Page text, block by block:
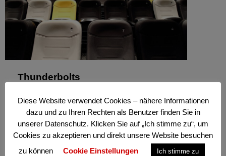
Thunderbolts
Am 1. Mai startete ein neuer Marvel Film
namens „Thunderbolts“, in welchem ein
zusammengewürfeltes Team aus Antihelden die
Avengers ersetzen soll. Jedoch ist die…
Diese Website verwendet Cookies – nähere Informationen
dazu und zu Ihren Rechten als Benutzer finden Sie in
unserer Datenschutz. Klicken Sie auf „Ich stimme zu“, um
Cookies zu akzeptieren und direkt unsere Website besuchen
zu können
Cookie Einstellungen Ich stimme zu